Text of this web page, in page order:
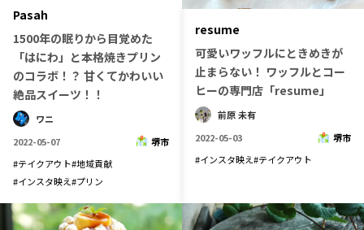
Pasah
1500年の眠りから目覚めた
「はにわ」と本格焼きプリン
のコラボ！？ 甘くてかわいい
絶品スイーツ！！
ワニ
2022-05-07
堺市
#テイクアウト#地域貢献
#インスタ映え#プリン
resume
可愛いワッフルにときめきが
止まらない！ ワッフルとコー
ヒーの専門店「resume」
前原 未有
2022-05-03
堺市
#インスタ映え#テイクアウト